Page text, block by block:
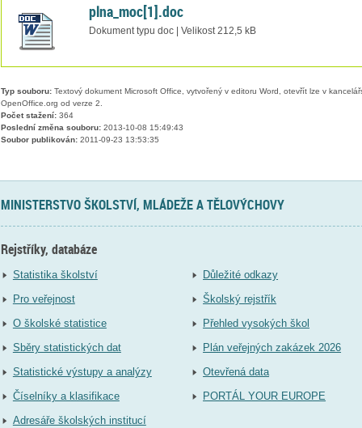
plna_moc[1].doc
Dokument typu doc | Velikost 212,5 kB
Typ souboru:Textový dokument Microsoft Office, vytvořený v editoru Word, otevřít lze v
OpenOffice.org od verze 2.
Počet stažení:364
Poslední změna souboru:2013-10-08 15:49:43
Soubor publikován:2011-09-23 13:53:35
MINISTERSTVO ŠKOLSTVÍ, MLÁDEŽE A TĚLOVÝCHOVY
Rejstříky, databáze
Statistika školství
Pro veřejnost
O školské statistice
Sběry statistických dat
Statistické výstupy a analýzy
Číselníky a klasifikace
Adresáře školských institucí
Důležité odkazy
Školský rejstřík
Přehled vysokých škol
Plán veřejných zakázek 2026
Otevřená data
PORTÁL YOUR EUROPE